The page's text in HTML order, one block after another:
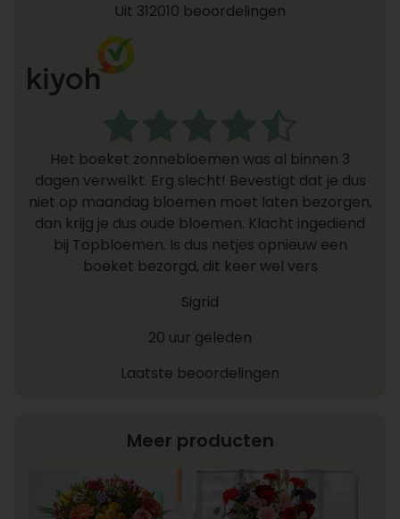
Uit 312010 beoordelingen
Het boeket zonnebloemen was al binnen 3
dagen verwelkt. Erg slecht! Bevestigt dat je dus
niet op maandag bloemen moet laten bezorgen,
dan krijg je dus oude bloemen. Klacht ingediend
bij Topbloemen. Is dus netjes opnieuw een
boeket bezorgd, dit keer wel vers
Sigrid
20 uur geleden
Laatste beoordelingen
Meer producten